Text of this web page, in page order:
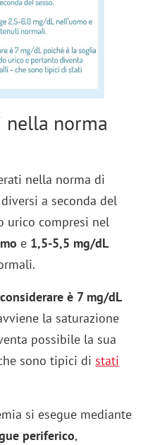
norma
nella norma di
a seconda del
urico compresi nel
e 1,5-5,5 mg/dL
è 7 mg/dL
la saturazione
possibile la sua
sono tipici di stati
si esegue mediante
periferico,